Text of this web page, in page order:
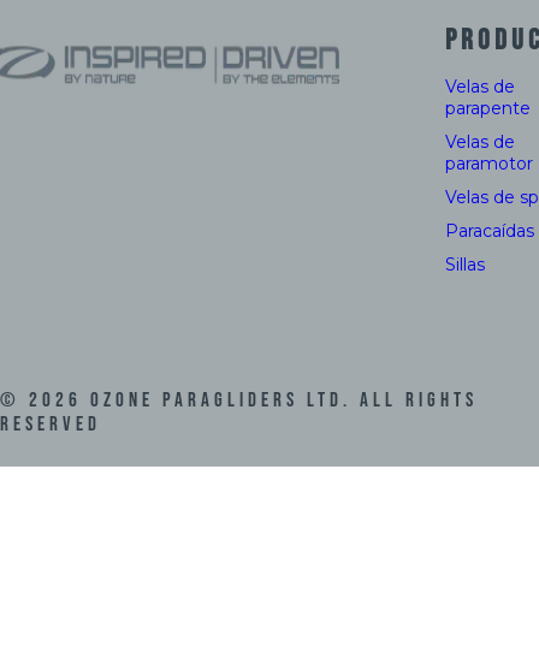
Velas de
parapente
Velas de
paramotor
Velas de
Paracaídas
Sillas
© 2026 Ozone Paragliders LTD. All Rights
Reserved